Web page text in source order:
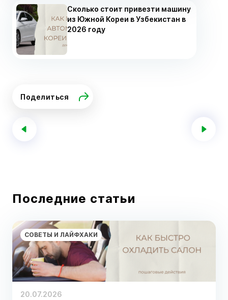
Сколько стоит привезти машину
из Южной Кореи в Узбекистан в
2026 году
Поделиться
Последние статьи
СОВЕТЫ И ЛАЙФХАКИ
20.07.2026